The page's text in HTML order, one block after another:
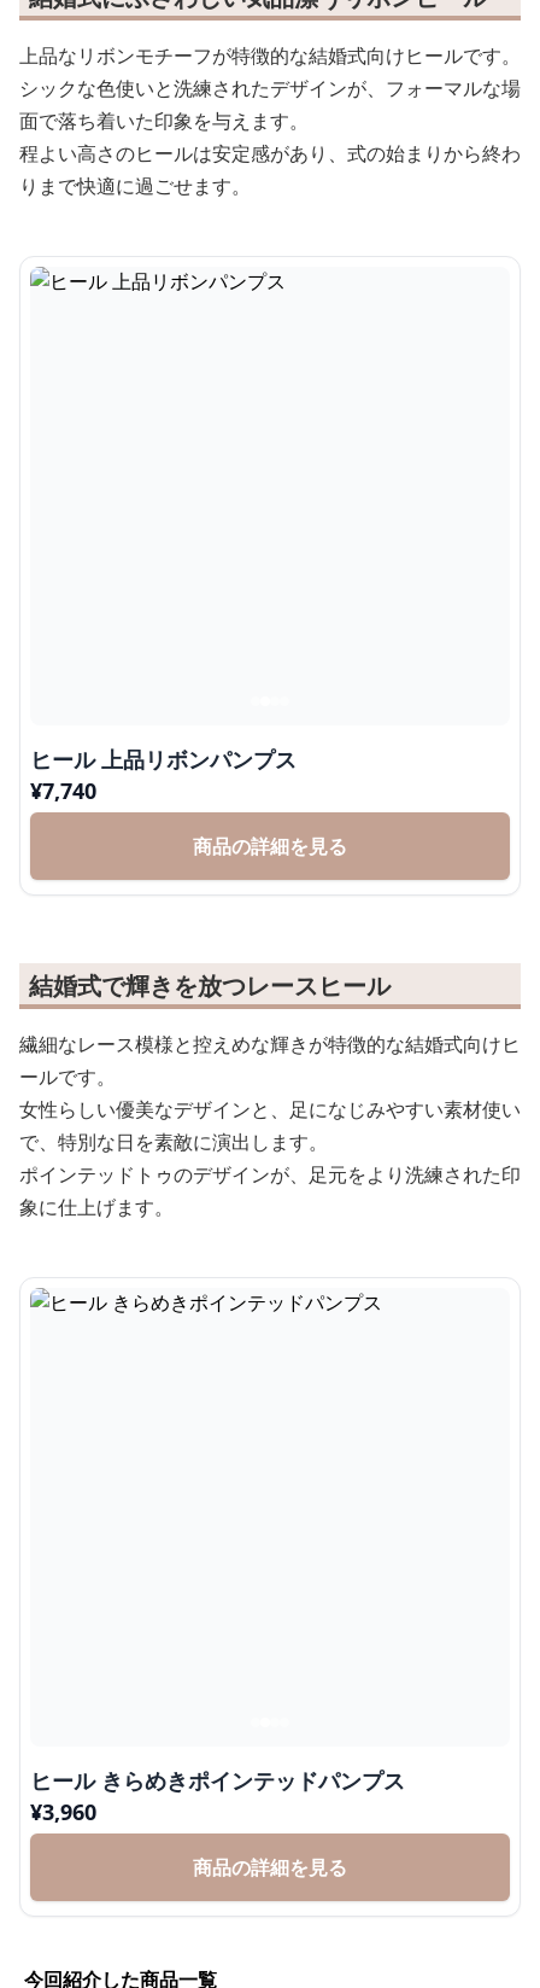
上品なリボンモチーフが特徴的な結婚式向けヒールです。
シックな色使いと洗練されたデザインが、フォーマルな場
面で落ち着いた印象を与えます。
程よい高さのヒールは安定感があり、式の始まりから終わ
りまで快適に過ごせます。
ヒール 上品リボンパンプス
¥7,740
商品の詳細を見る
結婚式で輝きを放つレースヒール
繊細なレース模様と控えめな輝きが特徴的な結婚式向けヒ
ールです。
女性らしい優美なデザインと、足になじみやすい素材使い
で、特別な日を素敵に演出します。
ポインテッドトゥのデザインが、足元をより洗練された印
象に仕上げます。
ヒール きらめきポインテッドパンプス
¥3,960
商品の詳細を見る
今回紹介した商品一覧